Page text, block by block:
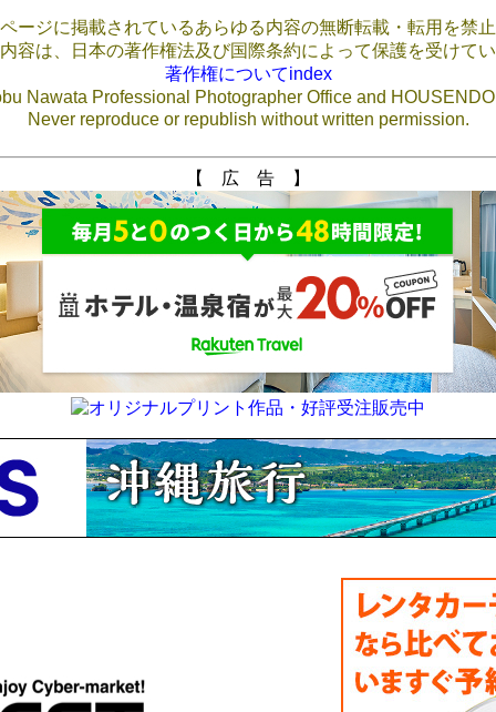
ージに掲載されているあらゆる内容の無断転載・転用を禁
容は、日本の著作権法及び国際条約によって保護を受けて
著作権についてindex
Nawata Professional Photographer Office and
Never reproduce or republish without written permission.
【 広 告 】